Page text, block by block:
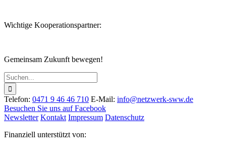
Wichtige Kooperationspartner:
Gemeinsam Zukunft bewegen!
Suche
nach:
Telefon: 0471 9 46 46 710 E-Mail: info@netzwerk-sww.de
Besuchen Sie uns auf Facebook
Newsletter Kontakt Impressum Datenschutz
Finanziell unterstützt von: